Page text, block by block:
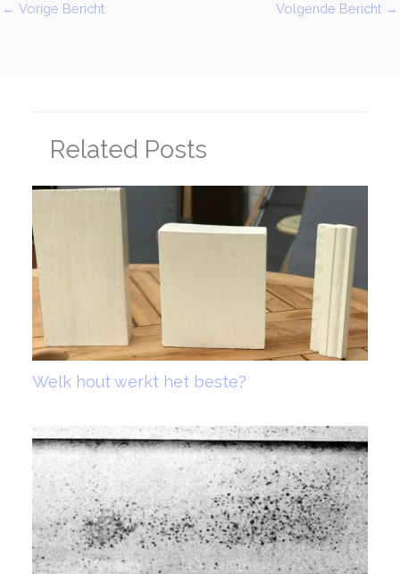
← Vorige Bericht Volgende Bericht →
Related Posts
Welk hout werkt het beste?